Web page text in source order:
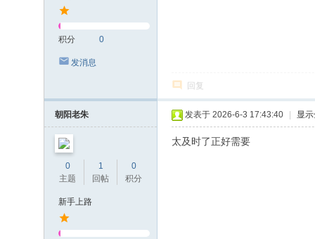
积分 0
发消息
回复
朝阳老朱
0
主题
1
回帖
0
积分
新手上路
发表于 2026-6-3 17:43:40 显
太及时了正好需要